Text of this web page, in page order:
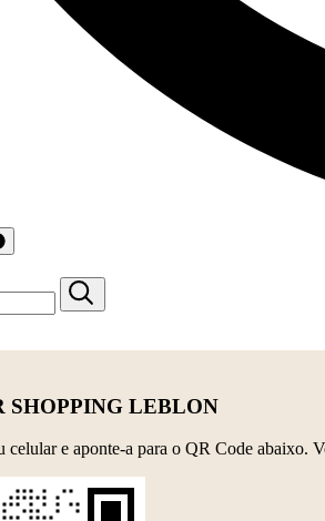
SHOPPING LEBLON
celular e aponte-a para o QR Code